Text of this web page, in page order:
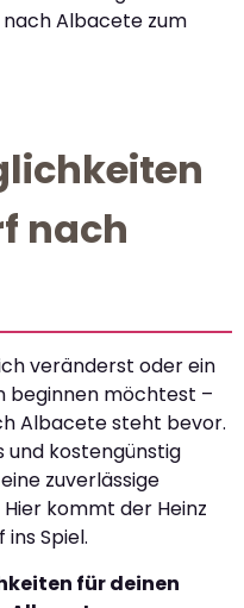
nach Albacete zum
nach
veränderst oder ein
beginnen möchtest –
Albacete steht bevor.
und kostengünstig
zuverlässige
kommt der Heinz
Spiel.
für deinen